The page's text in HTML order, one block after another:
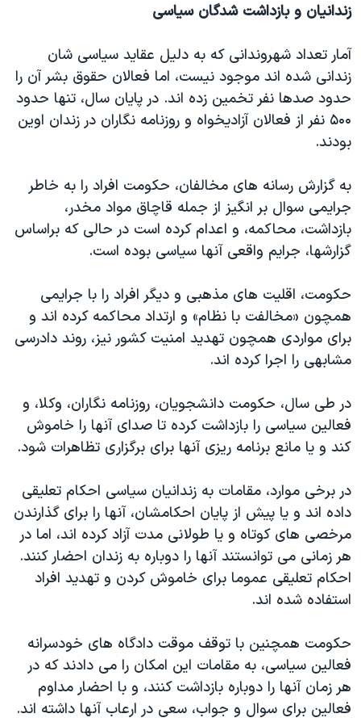
زندانیان و بازداشت شدگان سیاسی
آمار تعداد شهروندانی که به دلیل عقاید سیاسی شان
زندانی شده اند موجود نیست، اما فعالان حقوق بشر آن را
حدود صدها نفر تخمین زده اند. در پایان سال، تنها حدود
۵۰۰ نفر از فعالان آزادیخواه و روزنامه نگاران در زندان اوین
بودند.
به گزارش رسانه های مخالفان، حکومت افراد را به خاطر
جرایمی سوال بر انگیز از جمله قاچاق مواد مخدر،
بازداشت، محاکمه، و اعدام کرده است در حالی که براساس
گزارشها، جرایم واقعی آنها سیاسی بوده است.
حکومت، اقلیت های مذهبی و دیگر افراد را با جرایمی
همچون «مخالفت با نظام» و ارتداد محاکمه کرده اند و
برای مواردی همچون تهدید امنیت کشور نیز، روند دادرسی
مشابهی را اجرا کرده اند.
در طی سال، حکومت دانشجویان، روزنامه نگاران، وکلا، و
فعالین سیاسی را بازداشت کرده تا صدای آنها را خاموش
کند و یا مانع برنامه ریزی آنها برای برگزاری تظاهرات شود.
در برخی موارد، مقامات به زندانیان سیاسی احکام تعلیقی
داده اند و یا پیش از پایان احکامشان، آنها را برای گذارندن
مرخصی های کوتاه و یا طولانی مدت آزاد کرده اند، اما در
هر زمانی می توانستند آنها را دوباره به زندان احضار کنند.
احکام تعلیقی عموما برای خاموش کردن و تهدید افراد
استفاده شده اند.
حکومت همچنین با توقف موقت دادگاه های خودسرانه
فعالین سیاسی، به مقامات این امکان را می دادند که در
هر زمان آنها را دوباره بازداشت کنند، و با احضار مداوم
فعالین برای سوال و جواب، سعی در ارعاب آنها داشته اند.